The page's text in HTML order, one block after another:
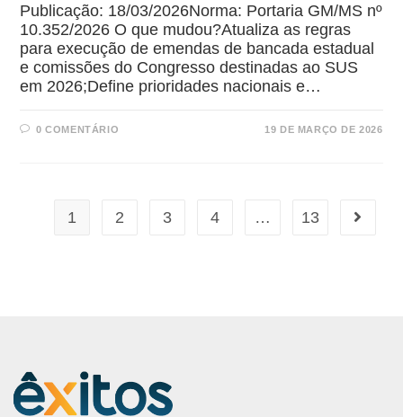
Publicação: 18/03/2026Norma: Portaria GM/MS nº
10.352/2026 O que mudou?Atualiza as regras
para execução de emendas de bancada estadual
e comissões do Congresso destinadas ao SUS
em 2026;Define prioridades nacionais e…
0 COMENTÁRIO 19 DE MARÇO DE 2026
1 2 3 4 … 13